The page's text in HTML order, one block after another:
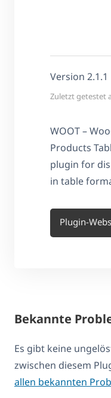
Version 2.1.1
Zuletzt getestet
WOOT –
Products
plugin for
in table
Plugin-
Bekannte
Es gibt keine
zwischen diesem
allen bekannten